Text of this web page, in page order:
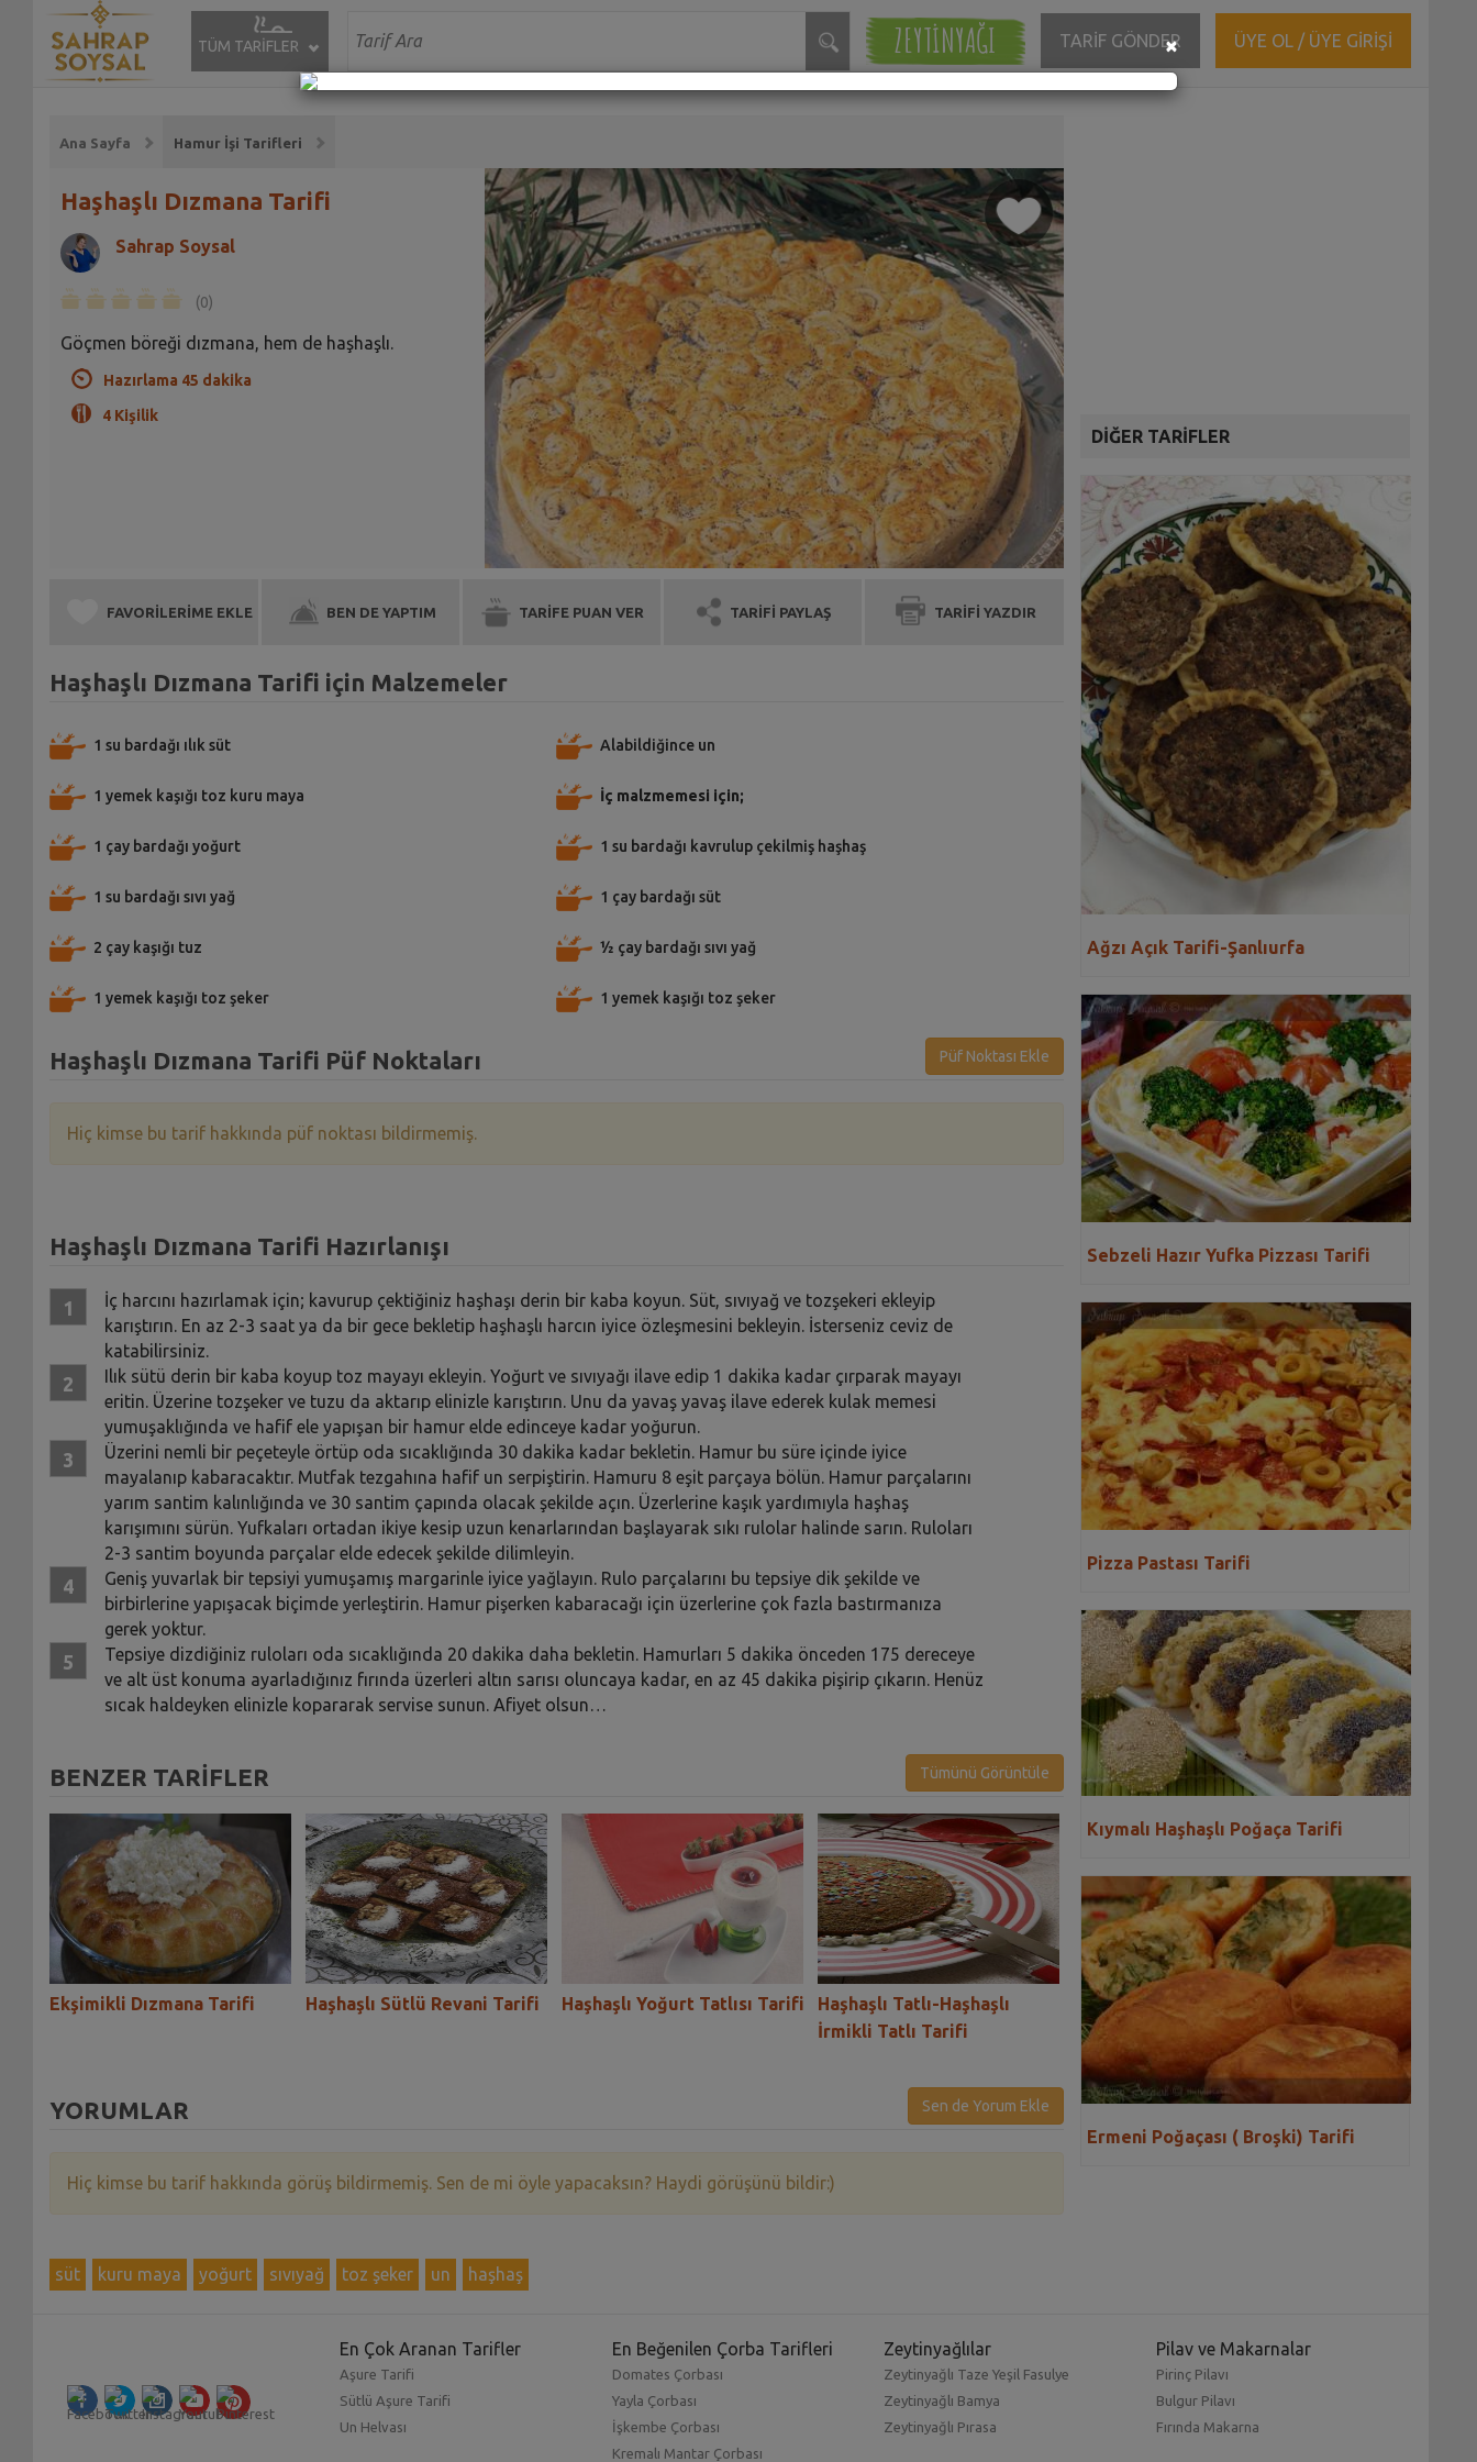
TÜM TARİFLER ZEYTİNYAĞI TARİF GÖNDER ÜYE OL / ÜYE GİRİŞİ
Ana Sayfa Hamur İşi Tarifleri
Haşhaşlı Dızmana Tarifi
Sahrap Soysal
(0)
Göçmen böreği dızmana, hem de haşhaşlı.
Hazırlama 45 dakika
4 Kişilik
FAVORİLERİME EKLE BEN DE YAPTIM TARİFE PUAN VER TARİFİ PAYLAŞ TARİFİ YAZDIR
Haşhaşlı Dızmana Tarifi için Malzemeler
1 su bardağı ılık süt
1 yemek kaşığı toz kuru maya
1 çay bardağı yoğurt
1 su bardağı sıvı yağ
2 çay kaşığı tuz
1 yemek kaşığı toz şeker
Alabildiğince un
İç malzmemesi için;
1 su bardağı kavrulup çekilmiş haşhaş
1 çay bardağı süt
½ çay bardağı sıvı yağ
1 yemek kaşığı toz şeker
Haşhaşlı Dızmana Tarifi Püf Noktaları Püf Noktası Ekle
Hiç kimse bu tarif hakkında püf noktası bildirmemiş.
Haşhaşlı Dızmana Tarifi Hazırlanışı
İç harcını hazırlamak için; kavurup çektiğiniz haşhaşı derin bir kaba koyun. Süt, sıvıyağ ve tozşekeri ekleyip
karıştırın. En az 2-3 saat ya da bir gece bekletip haşhaşlı harcın iyice özleşmesini bekleyin. İsterseniz ceviz de
katabilirsiniz.
Ilık sütü derin bir kaba koyup toz mayayı ekleyin. Yoğurt ve sıvıyağı ilave edip 1 dakika kadar çırparak mayayı
eritin. Üzerine tozşeker ve tuzu da aktarıp elinizle karıştırın. Unu da yavaş yavaş ilave ederek kulak memesi
yumuşaklığında ve hafif ele yapışan bir hamur elde edinceye kadar yoğurun.
Üzerini nemli bir peçeteyle örtüp oda sıcaklığında 30 dakika kadar bekletin. Hamur bu süre içinde iyice
mayalanıp kabaracaktır. Mutfak tezgahına hafif un serpiştirin. Hamuru 8 eşit parçaya bölün. Hamur parçalarını
yarım santim kalınlığında ve 30 santim çapında olacak şekilde açın. Üzerlerine kaşık yardımıyla haşhaş
karışımını sürün. Yufkaları ortadan ikiye kesip uzun kenarlarından başlayarak sıkı rulolar halinde sarın. Ruloları
2-3 santim boyunda parçalar elde edecek şekilde dilimleyin.
Geniş yuvarlak bir tepsiyi yumuşamış margarinle iyice yağlayın. Rulo parçalarını bu tepsiye dik şekilde ve
birbirlerine yapışacak biçimde yerleştirin. Hamur pişerken kabaracağı için üzerlerine çok fazla bastırmanıza
gerek yoktur.
Tepsiye dizdiğiniz ruloları oda sıcaklığında 20 dakika daha bekletin. Hamurları 5 dakika önceden 175 dereceye
ve alt üst konuma ayarladığınız fırında üzerleri altın sarısı oluncaya kadar, en az 45 dakika pişirip çıkarın. Henüz
sıcak haldeyken elinizle kopararak servise sunun. Afiyet olsun…
BENZER TARİFLER Tümünü Görüntüle
Ekşimikli Dızmana Tarifi Haşhaşlı Sütlü Revani Tarifi Haşhaşlı Yoğurt Tatlısı Tarifi
Haşhaşlı Tatlı-Haşhaşlı
İrmikli Tatlı Tarifi
Muzlu Haşhaşlı Ekmek Tarifi
Kıymalı
Tarifi
YORUMLAR Sen de Yorum Ekle
Hiç kimse bu tarif hakkında görüş bildirmemiş. Sen de mi öyle yapacaksın? Haydi görüşünü bildir:)
süt kuru maya yoğurt sıvıyağ toz şeker un haşhaş
DİĞER TARİFLER
Ağzı Açık Tarifi-Şanlıurfa
Sebzeli Hazır Yufka Pizzası Tarifi
Pizza Pastası Tarifi
Kıymalı Haşhaşlı Poğaça Tarifi
Ermeni Poğaçası ( Broşki) Tarifi
En Çok Aranan Tarifler
Aşure Tarifi
Sütlü Aşure Tarifi
Un Helvası
En Beğenilen Çorba Tarifleri
Domates Çorbası
Yayla Çorbası
İşkembe Çorbası
Kremalı Mantar Çorbası
Zeytinyağlılar
Zeytinyağlı Taze Yeşil Fasulye
Zeytinyağlı Bamya
Zeytinyağlı Pırasa
Pilav ve Makarnalar
Pirinç Pilavı
Bulgur Pilavı
Fırında Makarna
×Close